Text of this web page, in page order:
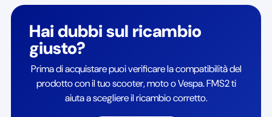
Hai dubbi sul ricambio
giusto?
Prima di acquistare puoi verificare la compatibilità del
prodotto con il tuo scooter, moto o Vespa. FMS2 ti
aiuta a scegliere il ricambio corretto.